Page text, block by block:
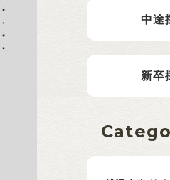
中途
新卒